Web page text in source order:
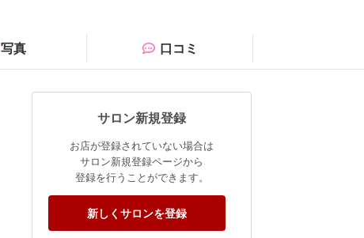
写真 口コミ
サロン新規登録
お店が登録されていない場合は
サロン新規登録ページから
登録を行うことができます。
新しくサロンを登録